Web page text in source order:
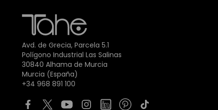
Avd. de Grecia, Parcela 5.1
Polígono Industrial Las Salinas
30840 Alhama de Murcia
Murcia (España)
+34 968 891 100